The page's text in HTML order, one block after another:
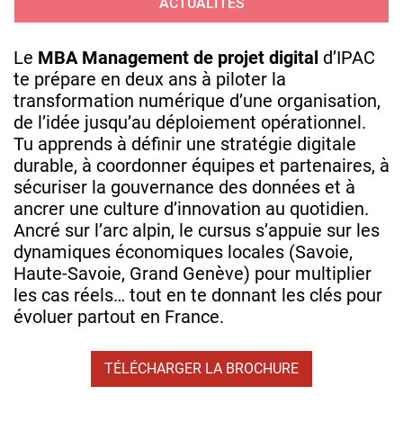
Le MBA Management de projet digital d’IPAC
te prépare en deux ans à piloter la
transformation numérique d’une organisation,
de l’idée jusqu’au déploiement opérationnel.
Tu apprends à définir une stratégie digitale
durable, à coordonner équipes et partenaires, à
sécuriser la gouvernance des données et à
ancrer une culture d’innovation au quotidien.
Ancré sur l’arc alpin, le cursus s’appuie sur les
dynamiques économiques locales (Savoie,
Haute‑Savoie, Grand Genève) pour multiplier
les cas réels… tout en te donnant les clés pour
évoluer partout en France.
TÉLÉCHARGER LA BROCHURE